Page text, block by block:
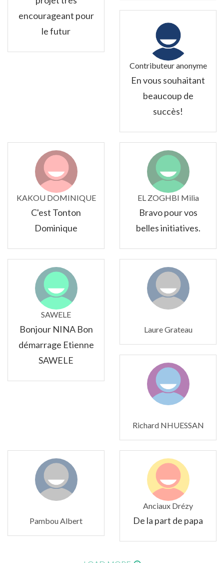
encourageant pour
le futur
Contributeur anonyme
En vous souhaitant
beaucoup de
succès!
KAKOU DOMINIQUE
C'est Tonton
Dominique
EL ZOGHBI Milia
Bravo pour vos
belles initiatives.
SAWELE
Bonjour NINA Bon
démarrage Etienne
SAWELE
Laure Grateau
Richard NHUESSAN
Pambou Albert
Anciaux Drézy
De la part de papa